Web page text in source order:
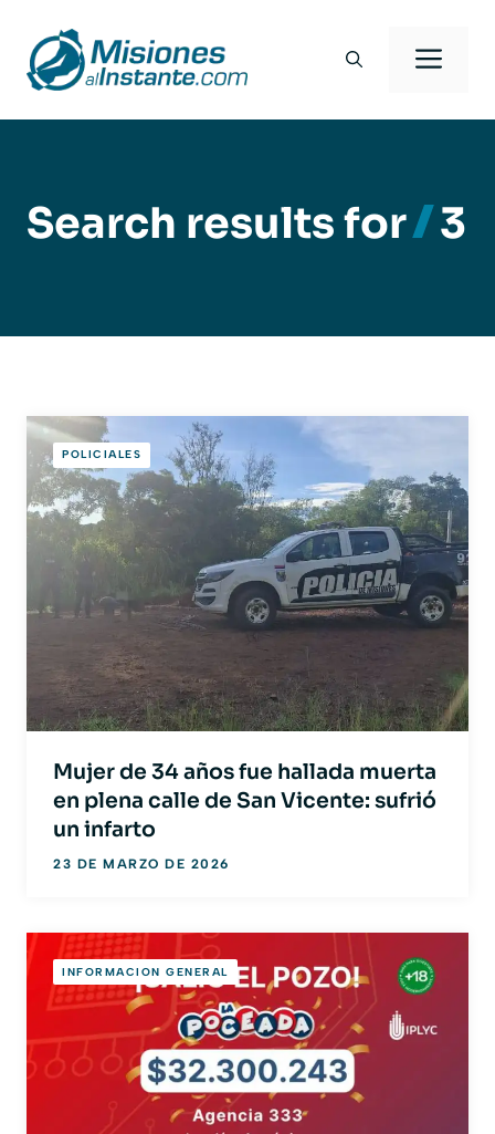
contenido
Search results for 3
POLICIALES
Mujer de 34 años fue hallada muerta
en plena calle de San Vicente: sufrió
un infarto
23 DE MARZO DE 2026
INFORMACION GENERAL